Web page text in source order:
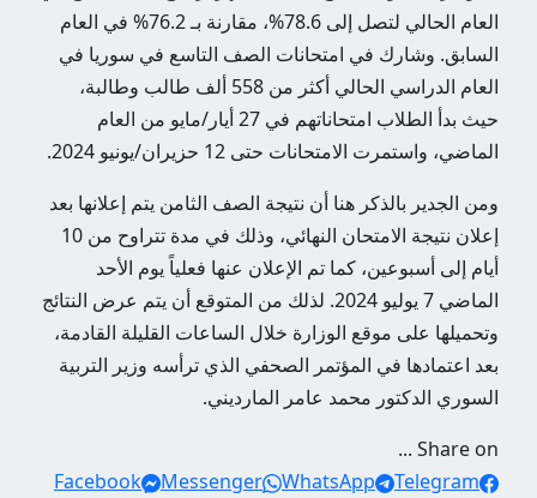
العام الحالي لتصل إلى 78.6%، مقارنة بـ 76.2% في العام
السابق. وشارك في امتحانات الصف التاسع في سوريا في
العام الدراسي الحالي أكثر من 558 ألف طالب وطالبة،
حيث بدأ الطلاب امتحاناتهم في 27 أيار/مايو من العام
الماضي، واستمرت الامتحانات حتى 12 حزيران/يونيو 2024.
ومن الجدير بالذكر هنا أن نتيجة الصف الثامن يتم إعلانها بعد
إعلان نتيجة الامتحان النهائي، وذلك في مدة تتراوح من 10
أيام إلى أسبوعين، كما تم الإعلان عنها فعلياً يوم الأحد
الماضي 7 يوليو 2024. لذلك من المتوقع أن يتم عرض النتائج
وتحميلها على موقع الوزارة خلال الساعات القليلة القادمة،
بعد اعتمادها في المؤتمر الصحفي الذي ترأسه وزير التربية
السوري الدكتور محمد عامر المارديني.
Share on ...
Facebook
Messenger WhatsApp
Telegram